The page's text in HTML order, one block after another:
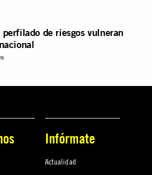
de riesgos vulneran
Infórmate
Actualidad